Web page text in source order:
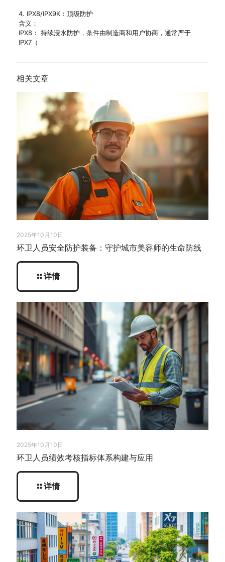
4. IPX8/IPX9K：顶级防护
含义：
IPX8： 持续浸水防护，条件由制造商和用户协商，通常严于
IPX7（
相关文章
2025年10月10日
环卫人员安全防护装备：守护城市美容师的生命防线
详情
2025年10月10日
环卫人员绩效考核指标体系构建与应用
详情